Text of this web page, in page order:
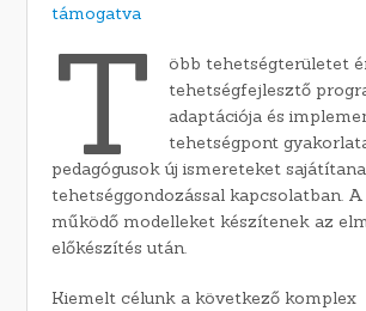
támogatva
T
öbb tehetségterületet
tehetségfejlesztő
adaptációja és
tehetségpont
pedagógusok új ismereteket
tehetséggondozással kapcsolatban.
működő modelleket készítenek az
előkészítés után.
Kiemelt célunk a következő komplex